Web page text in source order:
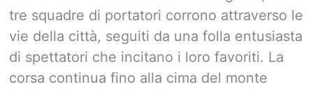
tre squadre di portatori corrono attraverso le
vie della città, seguiti da una folla entusiasta
di spettatori che incitano i loro favoriti. La
corsa continua fino alla cima del monte